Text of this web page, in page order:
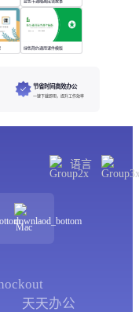
蓝色卡通插画成语故事
绿色简约通用课件模版
节省时间高效办公
一键下载即用，提升工作效率
语言
Mac
天天办公